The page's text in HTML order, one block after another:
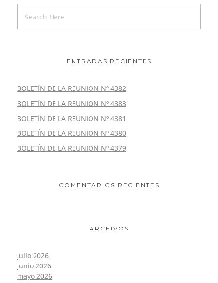
ENTRADAS RECIENTES
BOLETÍN DE LA REUNION Nº 4382
BOLETÍN DE LA REUNION Nº 4383
BOLETÍN DE LA REUNION Nº 4381
BOLETÍN DE LA REUNION Nº 4380
BOLETÍN DE LA REUNION Nº 4379
COMENTARIOS RECIENTES
ARCHIVOS
julio 2026
junio 2026
mayo 2026